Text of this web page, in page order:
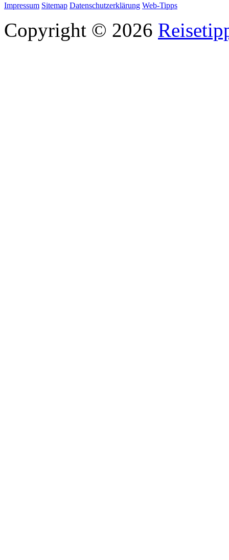
Impressum Sitemap Datenschutzerklärung Web-Tipps
Copyright © 2026